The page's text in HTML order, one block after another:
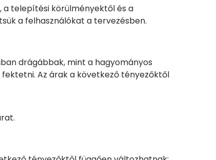
a telepítési körülményektől és a
a felhasználókat a tervezésben.
drágábbak, mint a hagyományos
Az árak a következő tényezőktől